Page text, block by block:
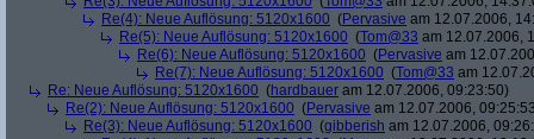
Re(4): Neue Auflösung: 5120x1600 (Pervasive am 12.07.2006,
Re(5): Neue Auflösung: 5120x1600 (Tom@33 am 12.07.2006,
Re(6): Neue Auflösung: 5120x1600 (Pervasive am
Re(7): Neue Auflösung: 5120x1600 (Tom@33 am
Re: Neue Auflösung: 5120x1600 (hardbauer am 12.07.2006, 09:23:50)
Re(2): Neue Auflösung: 5120x1600 (Pervasive am 12.07.2006,
Re(3): Neue Auflösung: 5120x1600 (gibberish am 12.07.2006,